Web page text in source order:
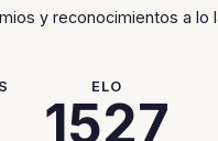
y reconocimientos a lo
ELO
1527